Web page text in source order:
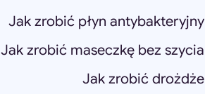
Jak zrobić płyn antybakteryjny
Jak zrobić maseczkę bez szycia
Jak zrobić drożdże